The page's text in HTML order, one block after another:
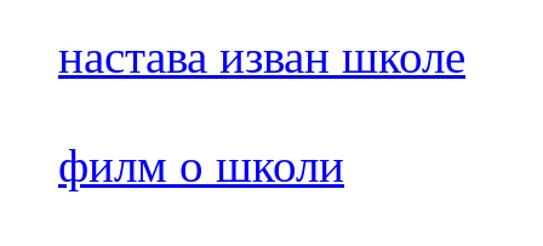
настава изван школе
филм о школи